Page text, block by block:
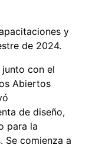
y
de 2024.
con el
Abiertos
de diseño,
para la
Se comienza a